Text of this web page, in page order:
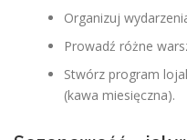
Organizuj
Prowadź różne
Stwórz program
(kawa miesięczna).